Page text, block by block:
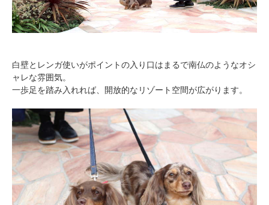
白壁とレンガ使いがポイントの入り口はまるで南仏のようなオシ
ャレな雰囲気。
一歩足を踏み入れれば、開放的なリゾート空間が広がります。